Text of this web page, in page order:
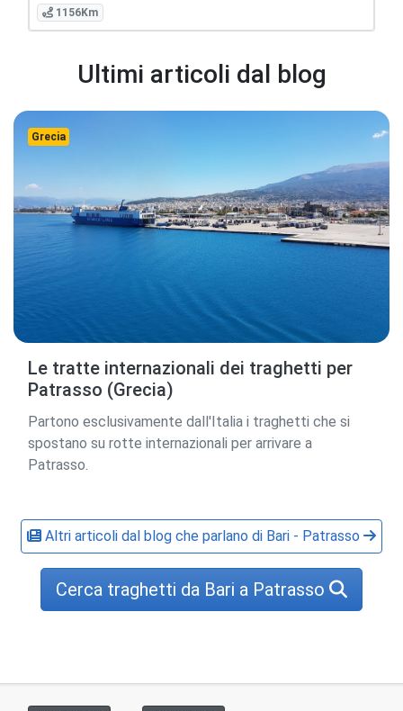
1156Km
Ultimi articoli dal blog
Grecia
Le tratte internazionali dei traghetti per
Patrasso (Grecia)
Partono esclusivamente dall'Italia i traghetti che si
spostano su rotte internazionali per arrivare a
Patrasso.
Altri articoli dal blog che parlano di Bari - Patrasso
Cerca traghetti da Bari a Patrasso